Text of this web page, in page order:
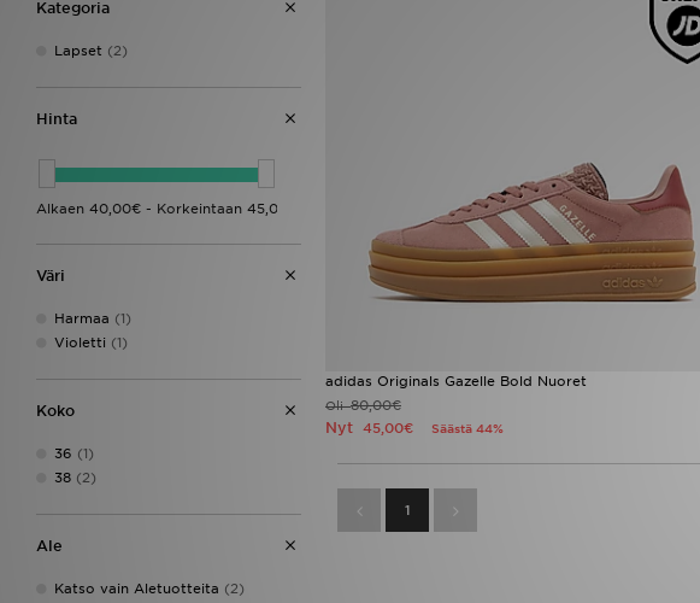
Kategoria
Lapset (2)
Hinta
Väri
Harmaa (1)
Violetti (1)
Koko
36 (1)
38 (2)
Ale
Katso vain Aletuotteita (2)
adidas Originals Gazelle Bold Nuoret
Oli80,00€
Nyt 45,00€ Säästä 44%
1